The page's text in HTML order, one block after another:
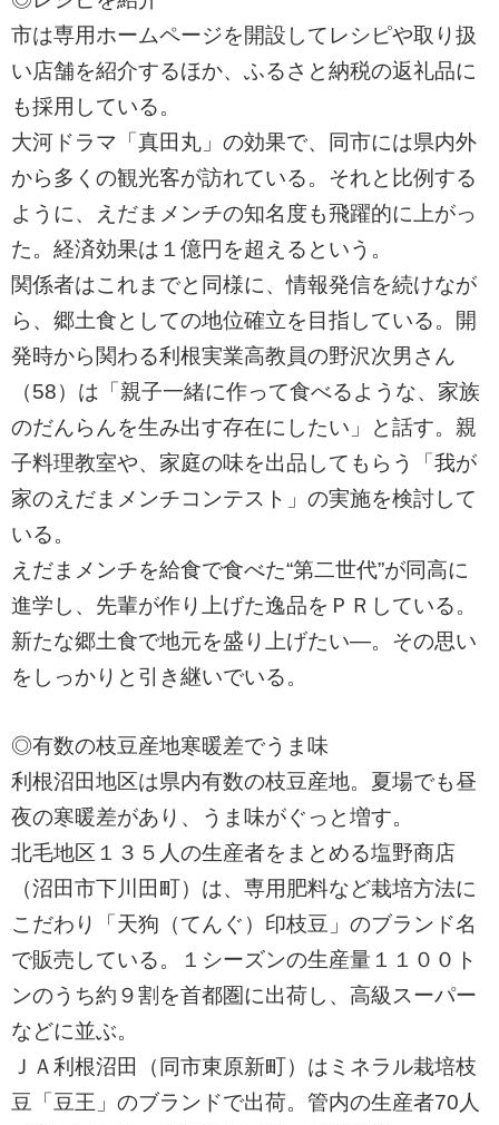
市は専用ホームページを開設してレシピや取り扱
い店舗を紹介するほか、ふるさと納税の返礼品に
も採用している。
大河ドラマ「真田丸」の効果で、同市には県内外
から多くの観光客が訪れている。それと比例する
ように、えだまメンチの知名度も飛躍的に上がっ
た。経済効果は１億円を超えるという。
関係者はこれまでと同様に、情報発信を続けなが
ら、郷土食としての地位確立を目指している。開
発時から関わる利根実業高教員の野沢次男さん
（58）は「親子一緒に作って食べるような、家族
のだんらんを生み出す存在にしたい」と話す。親
子料理教室や、家庭の味を出品してもらう「我が
家のえだまメンチコンテスト」の実施を検討して
いる。
えだまメンチを給食で食べた“第二世代”が同高に
進学し、先輩が作り上げた逸品をＰＲしている。
新たな郷土食で地元を盛り上げたい―。その思い
をしっかりと引き継いでいる。
◎有数の枝豆産地寒暖差でうま味
利根沼田地区は県内有数の枝豆産地。夏場でも昼
夜の寒暖差があり、うま味がぐっと増す。
北毛地区１３５人の生産者をまとめる塩野商店
（沼田市下川田町）は、専用肥料など栽培方法に
こだわり「天狗（てんぐ）印枝豆」のブランド名
で販売している。１シーズンの生産量１１００ト
ンのうち約９割を首都圏に出荷し、高級スーパー
などに並ぶ。
ＪＡ利根沼田（同市東原新町）はミネラル栽培枝
豆「豆王」のブランドで出荷。管内の生産者70人